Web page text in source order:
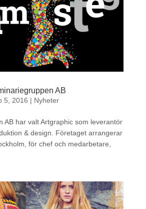
AB
5, 2016 | Nyheter
AB har valt Artgraphic som leverantör
& design. Företaget arrangerar
för chef och medarbetare,